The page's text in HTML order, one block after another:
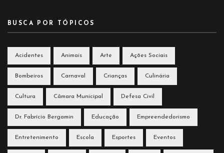
BUSCA POR TÓPICOS
Acidentes Animais Arte Ações Sociais
Bombeiros Carnaval Crianças Culinária
Cultura Câmara Municipal Defesa Civil
Dr. Fabrício Bergamin Educação Empreendedorismo
Entretenimento Escola Esportes Eventos